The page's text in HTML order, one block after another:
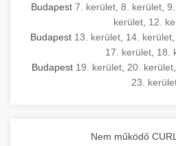
Budapest 7. kerület, 8. kerület,
kerület 12.
Budapest 13. kerület 14. kerület
17. kerület 18.
Budapest 19. kerület 20. kerület
23.
Nem működő